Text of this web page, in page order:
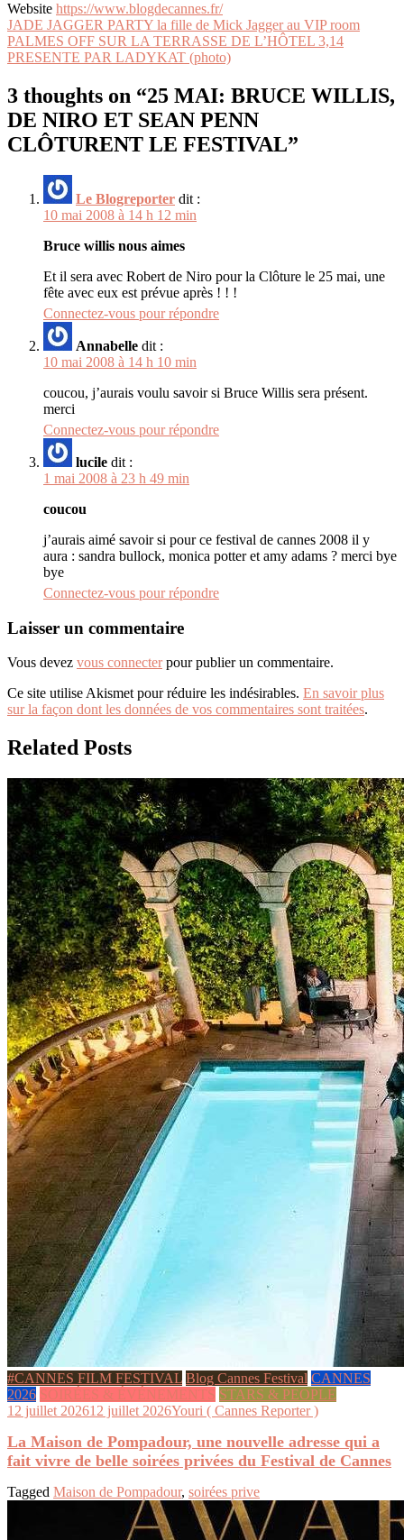
Website https://www.blogdecannes.fr/
Navigation
de
JADE JAGGER PARTY la fille de Mick Jagger au VIP room
PALMES OFF SUR LA TERRASSE DE L’HÔTEL 3,14
PRESENTE PAR LADYKAT (photo)
3 thoughts on “25 MAI: BRUCE WILLIS,
DE NIRO ET SEAN PENN
CLÔTURENT LE FESTIVAL”
Le Blogreporter dit :
10 mai 2008 à 14 h 12 min
Bruce willis nous aimes
Et il sera avec Robert de Niro pour la Clôture le 25 mai, une
fête avec eux est prévue après ! ! !
Connectez-vous pour répondre
Annabelle dit :
10 mai 2008 à 14 h 10 min
coucou, j’aurais voulu savoir si Bruce Willis sera présent.
merci
Connectez-vous pour répondre
lucile dit :
1 mai 2008 à 23 h 49 min
coucou
j’aurais aimé savoir si pour ce festival de cannes 2008 il y
aura : sandra bullock, monica potter et amy adams ? merci bye
bye
Connectez-vous pour répondre
Laisser un commentaire
Vous devez vous connecterpour publier un commentaire.
Ce site utilise Akismet pour réduire les indésirables. En savoir plus
sur la façon dont les données de vos commentaires sont traitées.
Related Posts
#CANNES FILM FESTIVAL Blog Cannes Festival CANNES
2026 SOIRÉES & ÉVÉNEMENTS STARS & PEOPLE
12 juillet 202612 juillet 2026Youri ( Cannes Reporter )
La Maison de Pompadour, une nouvelle adresse qui a
fait vivre de belle soirées privées du Festival de Cannes
Tagged Maison de Pompadour, soirées prive